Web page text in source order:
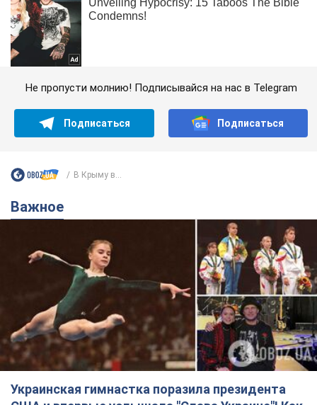
Не пропусти молнию! Подписывайся на нас в Telegram
Подписаться Подписаться
В Крыму в...
Важное
Украинская гимнастка поразила президента